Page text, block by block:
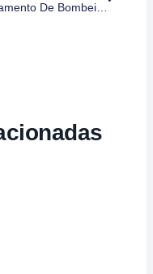
Treinamento De Bombeiro Civil Classe II – Periódico